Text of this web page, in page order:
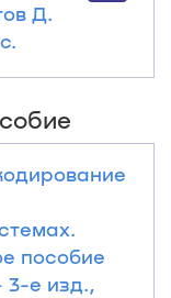
Д.
пособие
3-е изд.,